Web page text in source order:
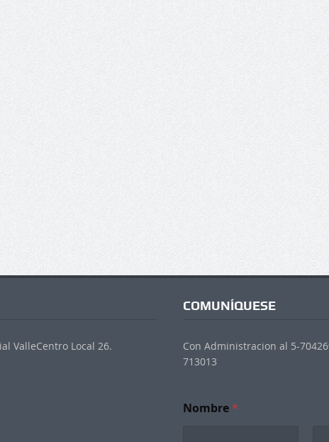
ValleCentro Local 26.
COMUNÍQUESE
Con Administracion al 5-
713013
Nombre*